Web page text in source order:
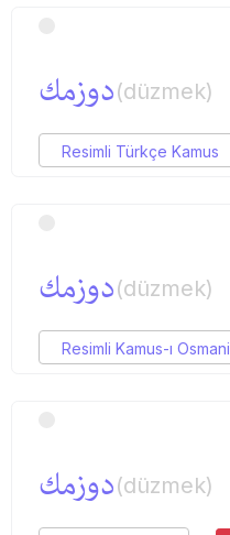
دوزمك(düzmek)
Resimli Türkçe Kamus
دوزمك(düzmek)
Resimli Kamus-ı Osmani
دوزمك(düzmek)